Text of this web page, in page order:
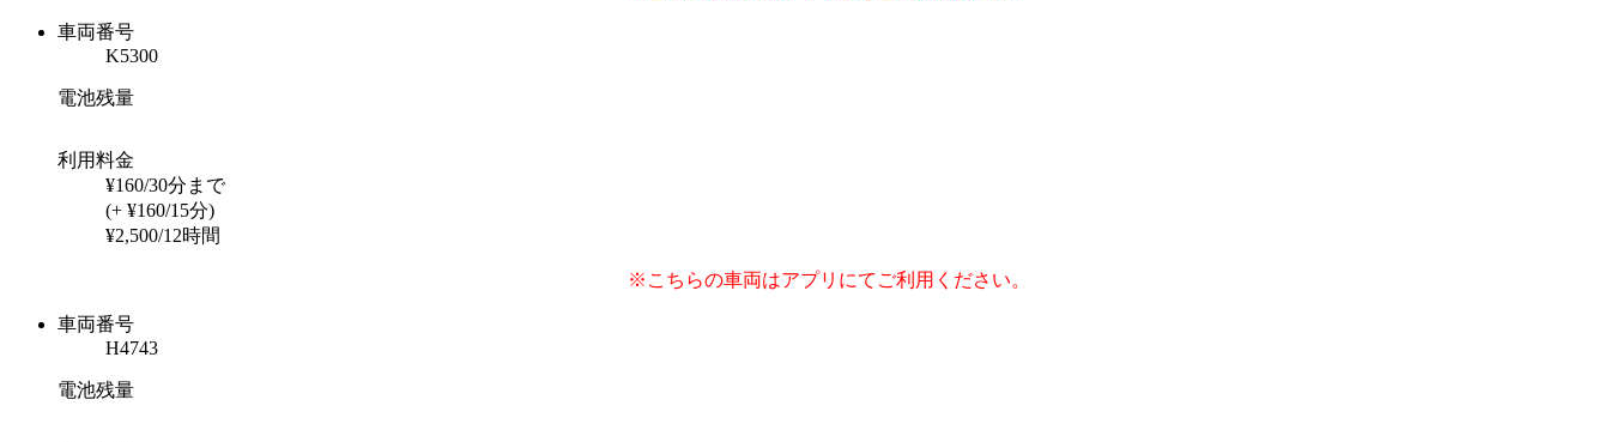
車両番号
K5300
電池残量
利用料金
¥160/30分まで
(+ ¥160/15分)
¥2,500/12時間
※こちらの車両はアプリにてご利用ください。
車両番号
H4743
電池残量